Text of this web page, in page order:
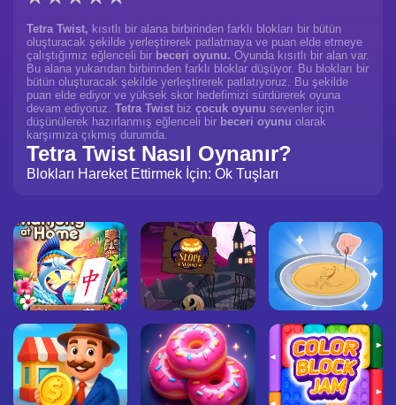
Tetra Twist, kısıtlı bir alana birbirinden farklı blokları bir bütün
oluşturacak şekilde yerleştirerek patlatmaya ve puan elde etmeye
çalıştığımız eğlenceli bir beceri oyunu. Oyunda kısıtlı bir alan var.
Bu alana yukarıdan birbirinden farklı bloklar düşüyor. Bu blokları bir
bütün oluşturacak şekilde yerleştirerek patlatıyoruz. Bu şekilde
puan elde ediyor ve yüksek skor hedefimizi sürdürerek oyuna
devam ediyoruz. Tetra Twist biz çocuk oyunu sevenler için
düşünülerek hazırlanmış eğlenceli bir beceri oyunu olarak
karşımıza çıkmış durumda.
Tetra Twist Nasıl Oynanır?
Blokları Hareket Ettirmek İçin: Ok Tuşları